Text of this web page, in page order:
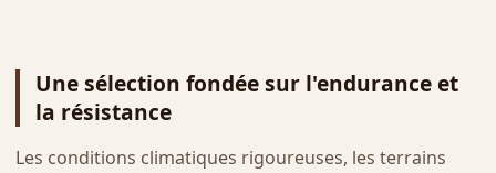
Une sélection fondée sur l'endurance et
la résistance
Les conditions climatiques rigoureuses, les terrains